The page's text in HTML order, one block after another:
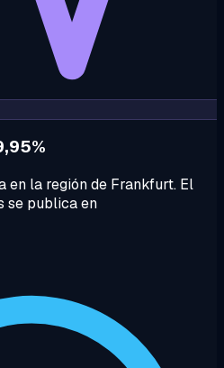
en la región de Frankfurt. El
se publica en